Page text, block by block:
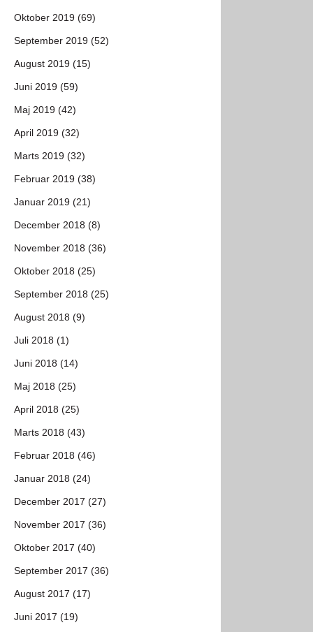
Oktober 2019 (69)
September 2019 (52)
August 2019 (15)
Juni 2019 (59)
Maj 2019 (42)
April 2019 (32)
Marts 2019 (32)
Februar 2019 (38)
Januar 2019 (21)
December 2018 (8)
November 2018 (36)
Oktober 2018 (25)
September 2018 (25)
August 2018 (9)
Juli 2018 (1)
Juni 2018 (14)
Maj 2018 (25)
April 2018 (25)
Marts 2018 (43)
Februar 2018 (46)
Januar 2018 (24)
December 2017 (27)
November 2017 (36)
Oktober 2017 (40)
September 2017 (36)
August 2017 (17)
Juni 2017 (19)